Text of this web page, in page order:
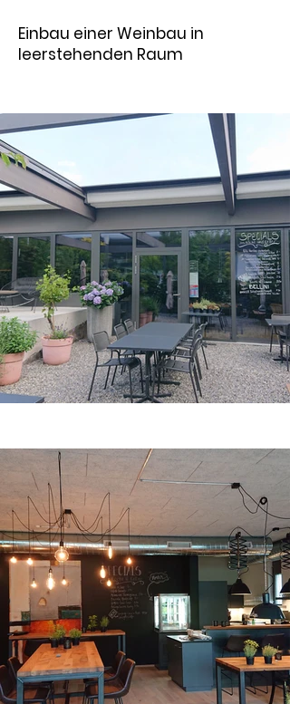
Einbau einer Weinbau in
leerstehenden Raum